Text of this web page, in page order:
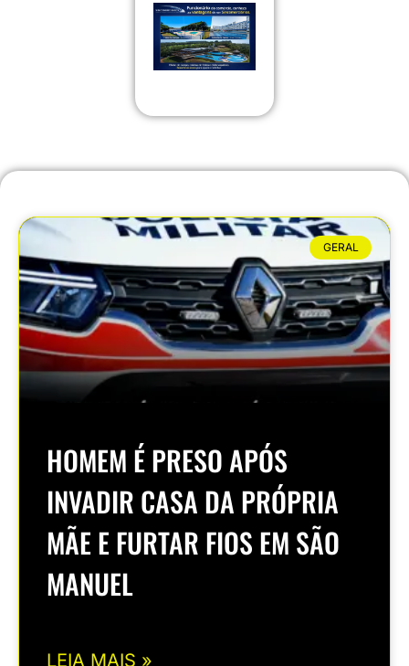
GERAL
HOMEM É PRESO APÓS
INVADIR CASA DA PRÓPRIA
MÃE E FURTAR FIOS EM SÃO
MANUEL
LEIA MAIS »